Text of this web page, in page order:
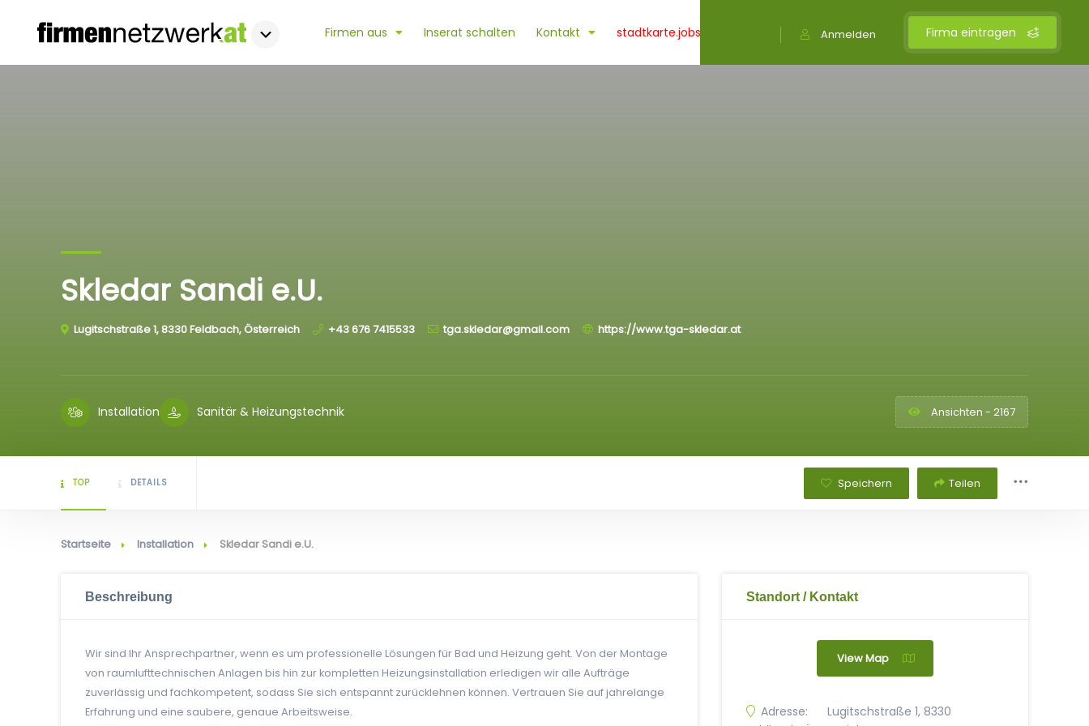
Firma eintragen
Anmelden
Firmen aus Inserat schalten Kontakt stadtkarte.jobs
Skledar Sandi e.U.
Lugitschstraße 1, 8330 Feldbach, Österreich +43 676 7415533 tga.skledar@gmail.com https://www.tga-skledar.at
Installation Sanitär & Heizungstechnik Ansichten - 2167
TOP DETAILS Speichern Teilen
Startseite Installation Skledar Sandi e.U.
Beschreibung
Wir sind Ihr Ansprechpartner, wenn es um professionelle Lösungen für Bad und Heizung geht. Von der Montage
von raumlufttechnischen Anlagen bis hin zur kompletten Heizungsinstallation erledigen wir alle Aufträge
zuverlässig und fachkompetent, sodass Sie sich entspannt zurücklehnen können. Vertrauen Sie auf jahrelange
Erfahrung und eine saubere, genaue Arbeitsweise.
Standort / Kontakt
View Map
Adresse:
Lugitschstraße 1, 8330